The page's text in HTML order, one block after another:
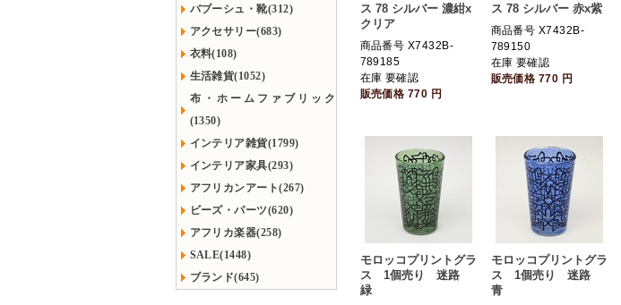
バブーシュ・靴(312)
アクセサリー(683)
衣料(108)
生活雑貨(1052)
布・ホームファブリック
(1350)
インテリア雑貨(1799)
インテリア家具(293)
アフリカンアート(267)
ビーズ・パーツ(620)
アフリカ楽器(258)
SALE(1448)
ブランド(645)
ス 78 シルバー 濃紺x
クリア
商品番号 X7432B-
789185
在庫 要確認
販売価格 770 円
ス 78 シルバー 赤x紫
商品番号 X7432B-
789150
在庫 要確認
販売価格 770 円
モロッコプリントグラ
ス 1個売り 迷路
緑
モロッコプリントグラ
ス 1個売り 迷路
青